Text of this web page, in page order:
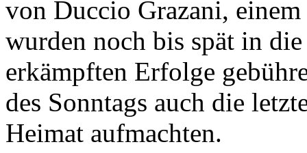
von Duccio Grazani,
wurden noch bis spät in
erkämpften Erfolge
des Sonntags auch die
Heimat aufmachten.